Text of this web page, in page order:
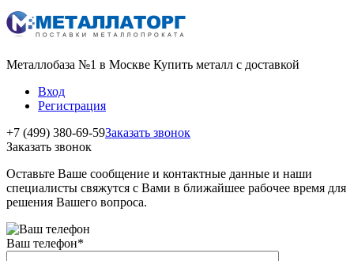
Металлобаза №1 в Москве Купить металл с доставкой
Вход
Регистрация
+7 (499) 380-69-59Заказать звонок
Заказать звонок
Оставьте Ваше сообщение и контактные данные и наши
специалисты свяжутся с Вами в ближайшее рабочее время для
решения Вашего вопроса.
Ваш телефон*